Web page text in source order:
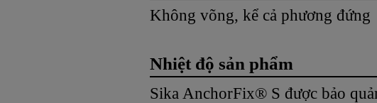
Không võng, kể cả phương đứng
Nhiệt độ sản phẩm
Sika AnchorFix® S được bảo